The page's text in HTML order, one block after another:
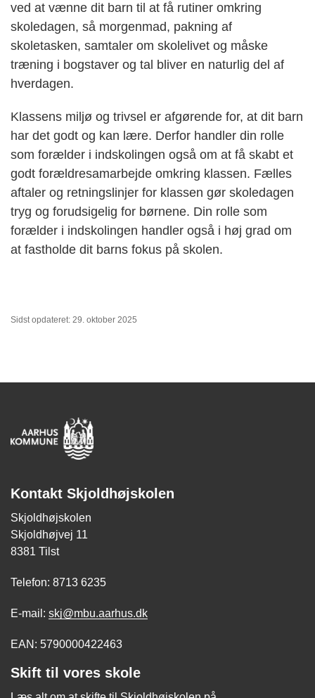
ved at vænne dit barn til at få rutiner omkring
skoledagen, så morgenmad, pakning af
skoletasken, samtaler om skolelivet og måske
træning i bogstaver og tal bliver en naturlig del af
hverdagen.
Klassens miljø og trivsel er afgørende for, at dit barn
har det godt og kan lære. Derfor handler din rolle
som forælder i indskolingen også om at få skabt et
godt forældresamarbejde omkring klassen. Fælles
aftaler og retningslinjer for klassen gør skoledagen
tryg og forudsigelig for børnene. Din rolle som
forælder i indskolingen handler også i høj grad om
at fastholde dit barns fokus på skolen.
Sidst opdateret: 29. oktober 2025
Kontakt Skjoldhøjskolen
Skjoldhøjskolen
Skjoldhøjvej 11
8381 Tilst
Telefon: 8713 6235
E-mail: skj@mbu.aarhus.dk
EAN: 5790000422463
Skift til vores skole